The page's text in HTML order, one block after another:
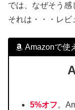
では、なぜそう感
それは・・・レビ
Amazonで使
5%オフ。